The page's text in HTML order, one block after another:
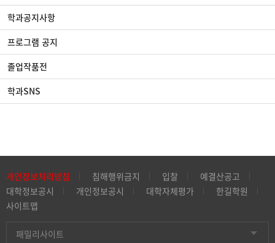
학과공지사항
프로그램 공지
졸업작품전
학과SNS
개인정보처리방침 침해행위금지 입찰
예결산공고
대학정보공시
개인정보공시 대학자체평가
한길학원
사이트맵
패밀리사이트